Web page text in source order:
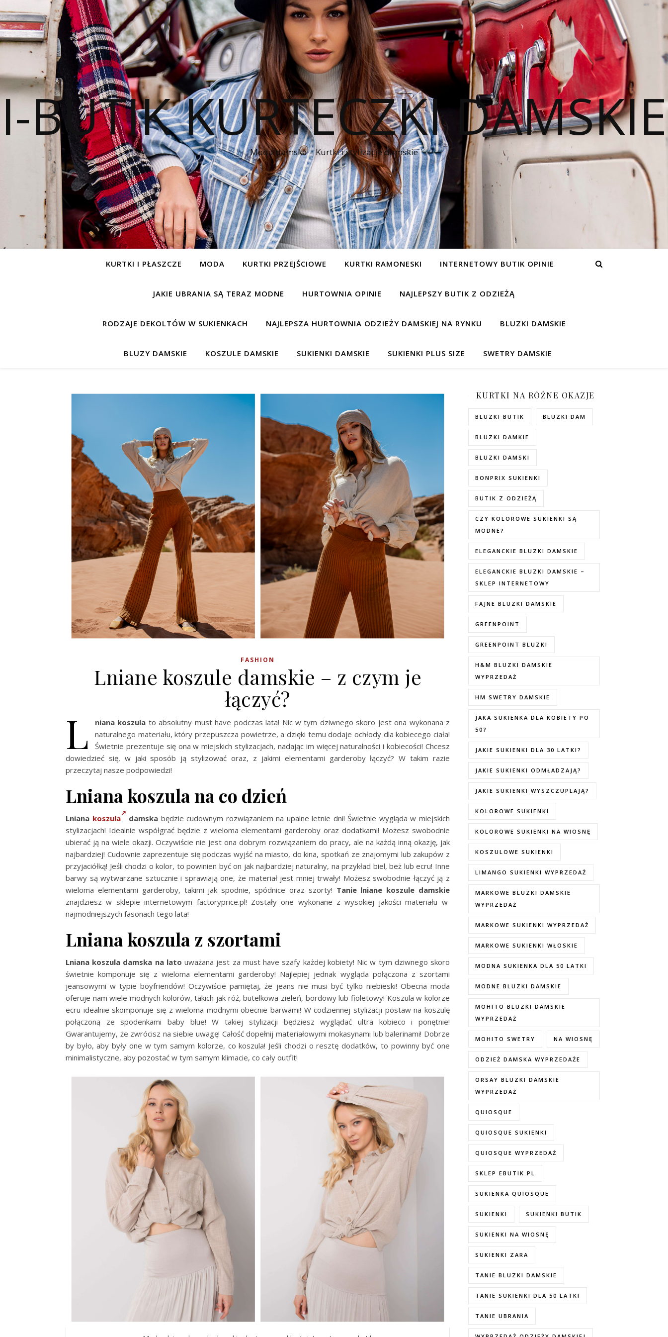
I-BUTIK KURTECZKI DAMSKIE
Moda damska – Kurtki i stylizacje damskie
KURTKI I PŁASZCZE MODA KURTKI PRZEJŚCIOWE KURTKI RAMONESKI INTERNETOWY BUTIK OPINIE
JAKIE UBRANIA SĄ TERAZ MODNE HURTOWNIA OPINIE NAJLEPSZY BUTIK Z ODZIEŻĄ
RODZAJE DEKOLTÓW W SUKIENKACH NAJLEPSZA HURTOWNIA ODZIEŻY DAMSKIEJ NA RYNKU BLUZKI DAMSKIE
BLUZY DAMSKIE KOSZULE DAMSKIE SUKIENKI DAMSKIE SUKIENKI PLUS SIZE SWETRY DAMSKIE
FASHION
Lniane koszule damskie – z czym je
łączyć?
L niana koszula to absolutny must have podczas lata! Nic w tym dziwnego skoro jest ona wykonana z
naturalnego materiału, który przepuszcza powietrze, a dzięki temu dodaje ochłody dla kobiecego ciała!
Świetnie prezentuje się ona w miejskich stylizacjach, nadając im więcej naturalności i kobiecości! Chcesz
dowiedzieć się, w jaki sposób ją stylizować oraz, z jakimi elementami garderoby łączyć? W takim razie
przeczytaj nasze podpowiedzi!
Lniana koszula na co dzień
Lniana koszula damska będzie cudownym rozwiązaniem na upalne letnie dni! Świetnie wygląda w miejskich
stylizacjach! Idealnie współgrać będzie z wieloma elementami garderoby oraz dodatkami! Możesz swobodnie
ubierać ją na wiele okazji. Oczywiście nie jest ona dobrym rozwiązaniem do pracy, ale na każdą inną okazję, jak
najbardziej! Cudownie zaprezentuje się podczas wyjść na miasto, do kina, spotkań ze znajomymi lub zakupów z
przyjaciółką! Jeśli chodzi o kolor, to powinien być on jak najbardziej naturalny, na przykład biel, beż lub ecru! Inne
barwy są wytwarzane sztucznie i sprawiają one, że materiał jest mniej trwały! Możesz swobodnie łączyć ją z
wieloma elementami garderoby, takimi jak spodnie, spódnice oraz szorty! Tanie lniane koszule damskie
znajdziesz w sklepie internetowym factoryprice.pl! Zostały one wykonane z wysokiej jakości materiału w
najmodniejszych fasonach tego lata!
Lniana koszula z szortami
Lniana koszula damska na lato uważana jest za must have szafy każdej kobiety! Nic w tym dziwnego skoro
świetnie komponuje się z wieloma elementami garderoby! Najlepiej jednak wygląda połączona z szortami
jeansowymi w typie boyfriendów! Oczywiście pamiętaj, że jeans nie musi być tylko niebieski! Obecna moda
oferuje nam wiele modnych kolorów, takich jak róż, butelkowa zieleń, bordowy lub fioletowy! Koszula w kolorze
ecru idealnie skomponuje się z wieloma modnymi obecnie barwami! W codziennej stylizacji postaw na koszulę
połączoną ze spodenkami baby blue! W takiej stylizacji będziesz wyglądać ultra kobieco i ponętnie!
Gwarantujemy, że zwrócisz na siebie uwagę! Całość dopełnij materiałowymi mokasynami lub balerinami! Dobrze
by było, aby były one w tym samym kolorze, co koszula! Jeśli chodzi o resztę dodatków, to powinny być one
minimalistyczne, aby pozostać w tym samym klimacie, co cały outfit!
KURTKI NA RÓŻNE OKAZJE
BLUZKI BUTIK BLUZKI DAM
BLUZKI DAMKIE
BLUZKI DAMSKI
BONPRIX SUKIENKI
BUTIK Z ODZIEŻĄ
CZY KOLOROWE SUKIENKI SĄ
MODNE?
ELEGANCKIE BLUZKI DAMSKIE
ELEGANCKIE BLUZKI DAMSKIE –
SKLEP INTERNETOWY
FAJNE BLUZKI DAMSKIE
GREENPOINT
GREENPOINT BLUZKI
H&M BLUZKI DAMSKIE
WYPRZEDAŻ
HM SWETRY DAMSKIE
JAKA SUKIENKA DLA KOBIETY PO
50?
JAKIE SUKIENKI DLA 30 LATKI?
JAKIE SUKIENKI ODMŁADZAJĄ?
JAKIE SUKIENKI WYSZCZUPLAJĄ?
KOLOROWE SUKIENKI
KOLOROWE SUKIENKI NA WIOSNĘ
KOSZULOWE SUKIENKI
LIMANGO SUKIENKI WYPRZEDAŻ
MARKOWE BLUZKI DAMSKIE
WYPRZEDAŻ
MARKOWE SUKIENKI WYPRZEDAŻ
MARKOWE SUKIENKI WŁOSKIE
MODNA SUKIENKA DLA 50 LATKI
MODNE BLUZKI DAMSKIE
MOHITO BLUZKI DAMSKIE
WYPRZEDAŻ
MOHITO SWETRY NA WIOSNĘ
ODZIEŻ DAMSKA WYPRZEDAŻE
ORSAY BLUZKI DAMSKIE
WYPRZEDAŻ
QUIOSQUE
QUIOSQUE SUKIENKI
QUIOSQUE WYPRZEDAŻ
SKLEP EBUTIK.PL
SUKIENKA QUIOSQUE
SUKIENKI SUKIENKI BUTIK
SUKIENKI NA WIOSNĘ
SUKIENKI ZARA
TANIE BLUZKI DAMSKIE
TANIE SUKIENKI DLA 50 LATKI
TANIE UBRANIA